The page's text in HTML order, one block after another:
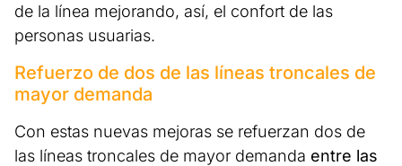
de la línea mejorando, así, el confort de las
personas usuarias.
Refuerzo de dos de las líneas troncales de
mayor demanda
Con estas nuevas mejoras se refuerzan dos de
las líneas troncales de mayor demanda entre las